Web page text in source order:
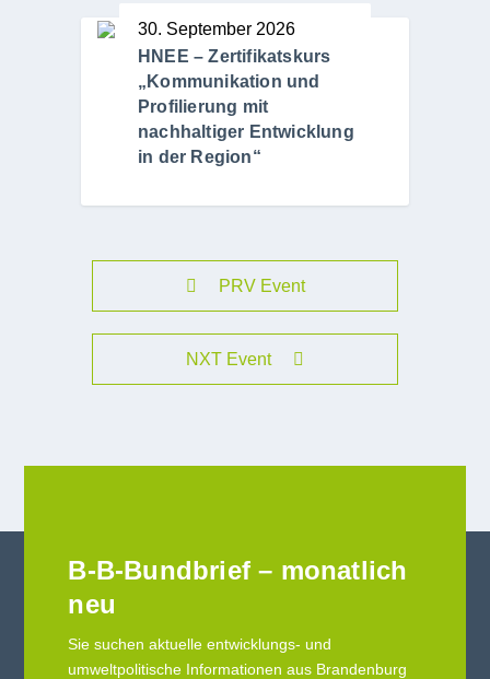
30. September 2026
HNEE – Zertifikatskurs
„Kommunikation und
Profilierung mit
nachhaltiger Entwicklung
in der Region“
PRV Event
NXT Event
B-B-Bundbrief – monatlich
neu
Sie suchen aktuelle entwicklungs- und
umweltpolitische Informationen aus Brandenburg